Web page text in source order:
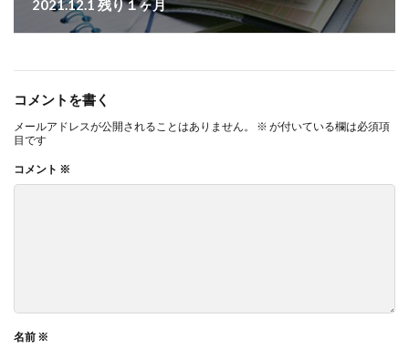
2021.12.1 残り１ヶ月
コメントを書く
メールアドレスが公開されることはありません。 ※ が付いている欄は必須項
目です
コメント ※
名前 ※